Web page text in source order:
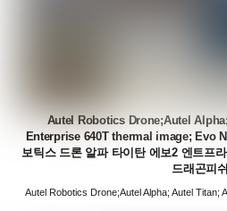
Autel Robotics Drone;Autel
Enterprise 640T thermal image; Evo
보틱스 드론 알파 타이탄 에보2 엔트프
드래곤피쉬
Autel Robotics Drone;Autel Alpha; Autel Titan;